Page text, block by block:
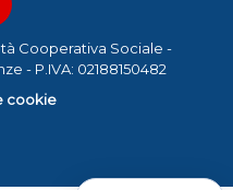
Cooperativa Sociale -
- P.IVA: 02188150482
cookie